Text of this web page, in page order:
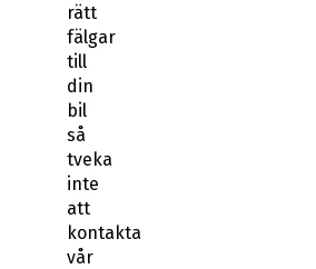
rätt
fälgar
till
din
bil
så
tveka
inte
att
kontakta
vår